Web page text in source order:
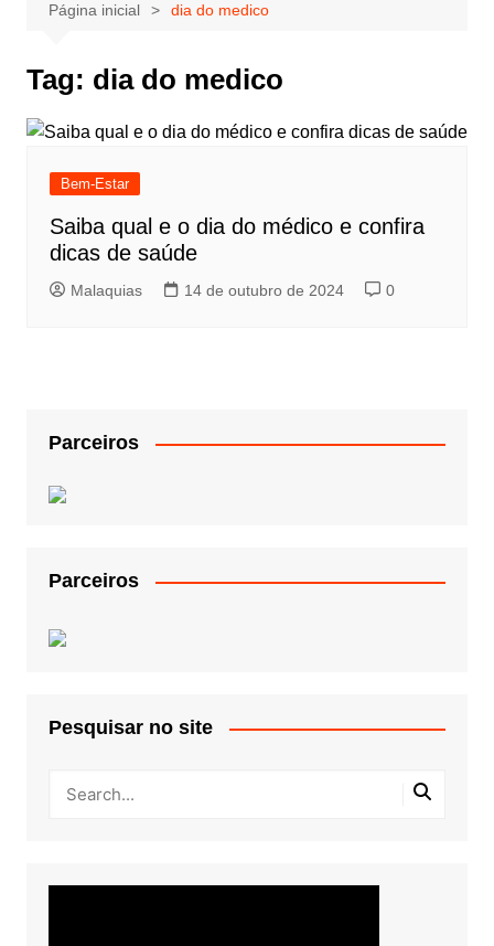
Página inicial dia do medico
Tag: dia do medico
Bem-Estar
Saiba qual e o dia do médico e confira
dicas de saúde
Malaquias 14 de outubro de 2024 0
Parceiros
Parceiros
Pesquisar no site